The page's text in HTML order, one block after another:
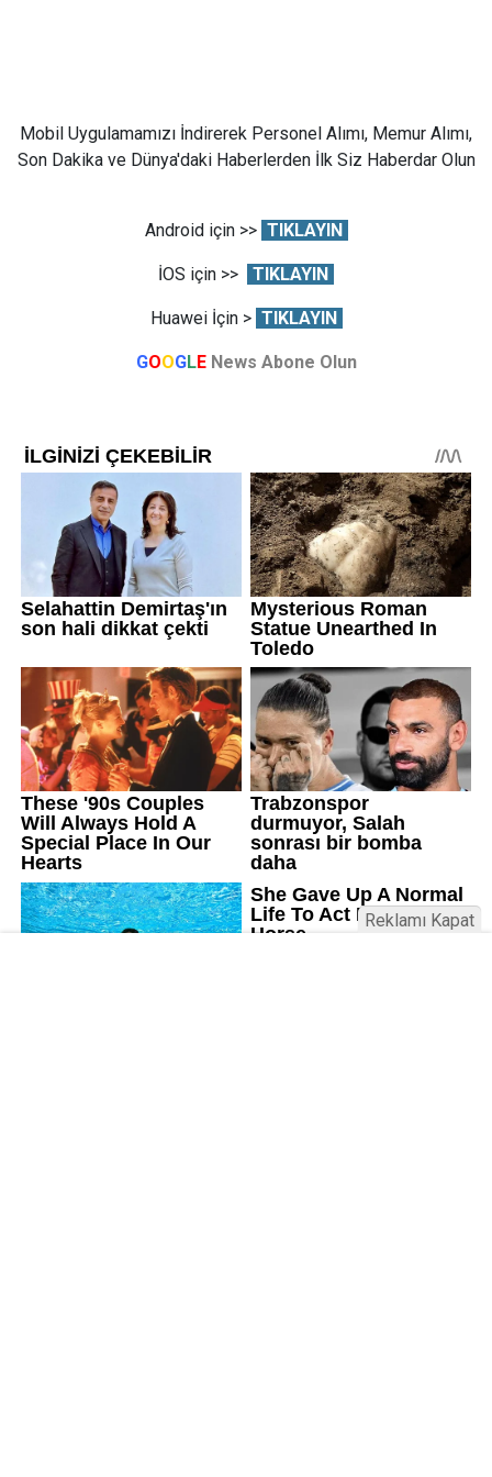
Mobil Uygulamamızı İndirerek Personel Alımı, Memur Alımı,
Son Dakika ve Dünya'daki Haberlerden İlk Siz Haberdar Olun
Android için >> TIKLAYIN
İOS için >> TIKLAYIN
Huawei İçin > TIKLAYIN
GOOGLE News Abone Olun
Reklamı Kapat